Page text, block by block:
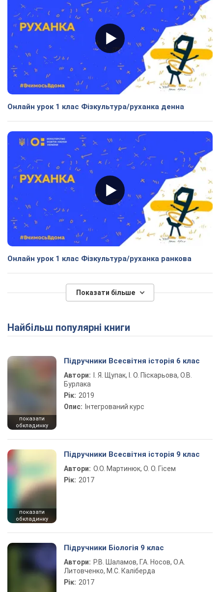
Онлайн урок 1 клас Фізкультура/руханка денна
Онлайн урок 1 клас Фізкультура/руханка ранкова
Показати більше
Найбільш популярні книги
показати
обкладинку
Підручники Всесвітня історія 6 клас
Автори:
І. Я. Щупак, І. О. Піскарьова, О.В.
Бурлака
Рік: 2019
Опис: Інтегрований курс
показати
обкладинку
Підручники Всесвітня історія 9 клас
Автори: О.О. Мартинюк, О. О. Гісем
Рік: 2017
Підручники Біологія 9 клас
Автори: Р.В. Шаламов, Г.А. Носов, О.А.
Литовченко, М.С. Каліберда
Рік: 2017